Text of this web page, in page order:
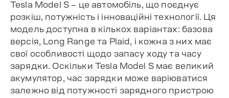
Tesla Model S – це автомобіль, що поєднує
розкіш, потужність і інноваційні технології. Ця
модель доступна в кількох варіантах: базова
версія, Long Range та Plaid, і кожна з них має
свої особливості щодо запасу ходу та часу
зарядки. Оскільки Tesla Model S має великий
акумулятор, час зарядки може варіюватися
залежно від потужності зарядного пристрою